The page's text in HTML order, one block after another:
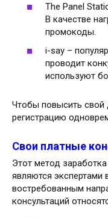
The Panel
В качестве
промокоды.
i-say –
проводит
используют
Чтобы повысить свой
регистрацию
Свои платные
Этот метод
являются экспертами
востребованным
консультаций